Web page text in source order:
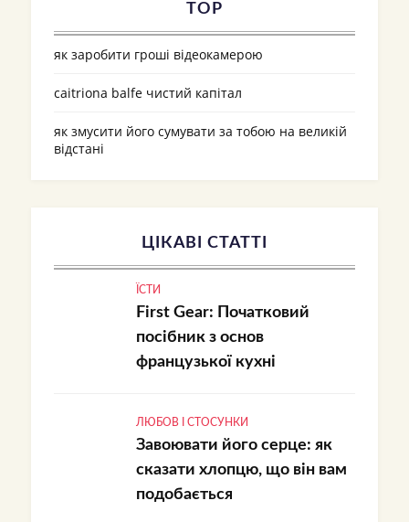
TOP
як заробити гроші відеокамерою
caitriona balfe чистий капітал
як змусити його сумувати за тобою на великій
відстані
ЦІКАВІ СТАТТІ
ЇСТИ
First Gear: Початковий
посібник з основ
французької кухні
ЛЮБОВ І СТОСУНКИ
Завоювати його серце: як
сказати хлопцю, що він вам
подобається